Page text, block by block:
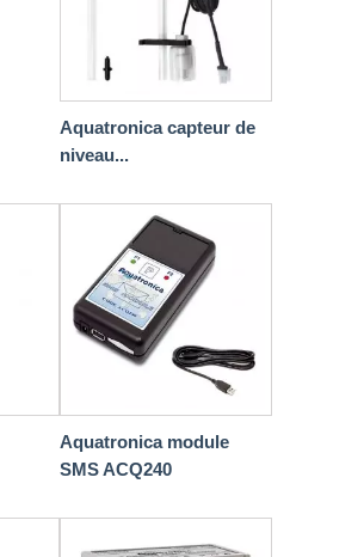
Aquatronica capteur de
niveau...
Aquatronica module
SMS ACQ240